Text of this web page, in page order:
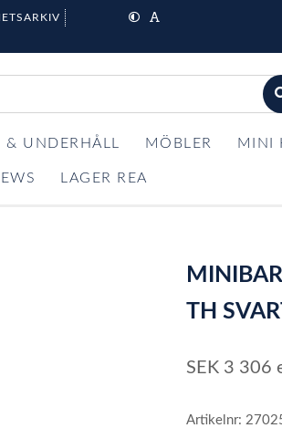
& UNDERHÅLL MÖBLER MINI
LAGER REA
TH
SEK 3 306
Artikelnr: